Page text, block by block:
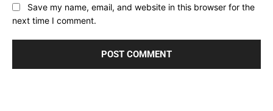
Save my name, email, and website in this browser for the
next time I comment.